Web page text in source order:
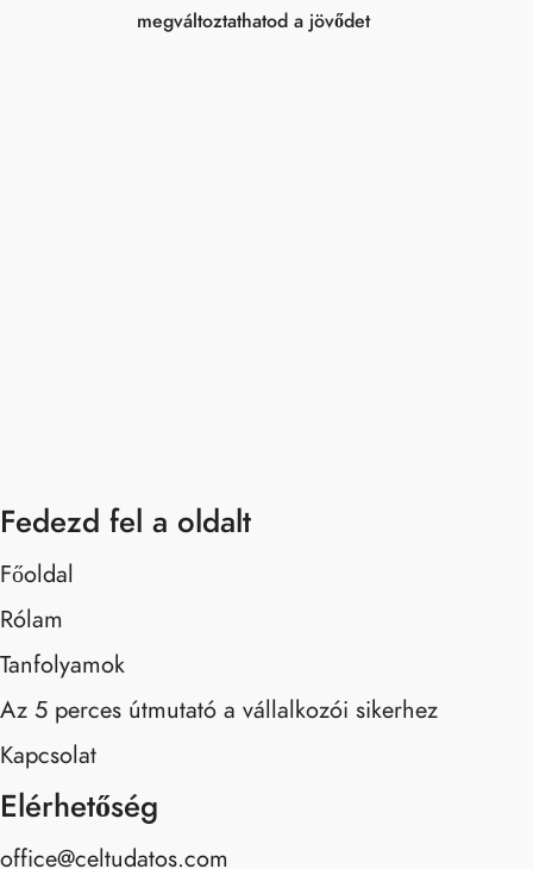
megváltoztathatod a jövődet
Fedezd fel a oldalt
Főoldal
Rólam
Tanfolyamok
Az 5 perces útmutató a vállalkozói sikerhez
Kapcsolat
Elérhetőség
office@celtudatos.com